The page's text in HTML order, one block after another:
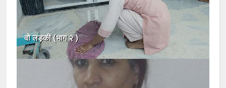
वो लड़की (भाग २ )